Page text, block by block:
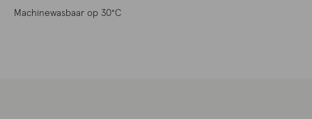
Machinewasbaar op 30°C